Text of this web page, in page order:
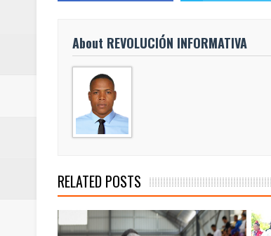
Presidente Abinader
Celebración de
About REVOLUCIÓN INFORMATIVA
RELATED POSTS